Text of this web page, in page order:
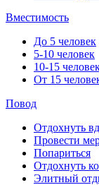
Вместимость
До 5 человек
5-10 человек
10-15
От 15
Повод
Отдохнуть
Провести
Попариться
Отдохнуть
Элитный